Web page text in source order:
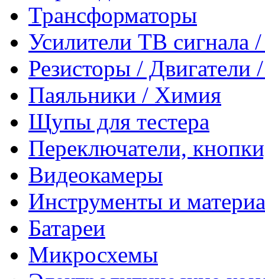
Трансформаторы
Усилители ТВ сигнала
Резисторы /
Паяльники / Химия
Щупы для тестера
Переключатели,
Видеокамеры
Инструменты и
Батареи
Микросхемы